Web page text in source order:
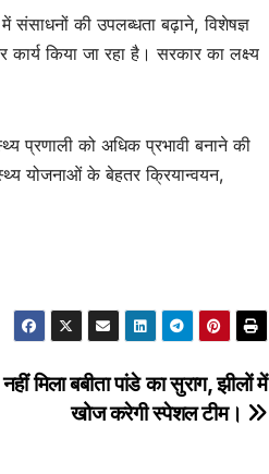
संसाधनों की उपलब्धता बढ़ाने, विशेषज्ञ
किया जा रहा है। सरकार का लक्ष्य
प्रणाली को अधिक प्रभावी बनाने की
योजनाओं के बेहतर क्रियान्वयन,
मिला बबीता पांडे का सुराग, झीलों में
खोज करेगी स्पेशल टीम।